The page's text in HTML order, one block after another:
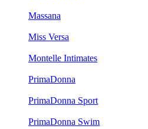
Massana
Miss Versa
Montelle Intimates
PrimaDonna
PrimaDonna Sport
PrimaDonna Swim